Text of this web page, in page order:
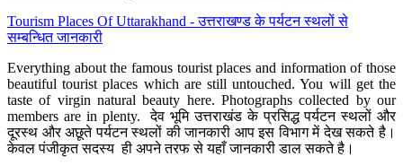
Tourism Places Of Uttarakhand - उत्तराखण्ड के पर्यटन स्थलों से
सम्बन्धित जानकारी
Everything about the famous tourist places and information of those
beautiful tourist places which are still untouched. You will get the
taste of virgin natural beauty here. Photographs collected by our
members are in plenty. देव भूमि उत्तराखंड के प्रसिद्ध पर्यटन स्थलों और
दूरस्थ और अछूते पर्यटन स्थलों की जानकारी आप इस विभाग में देख सकते है।
केवल पंजीकृत सदस्य ही अपने तरफ से यहाँ जानकारी डाल सकते है।